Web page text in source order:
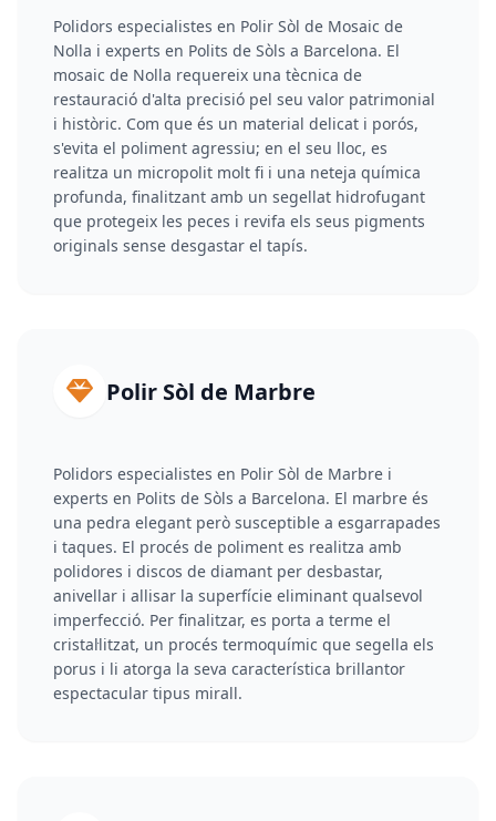
Polidors especialistes en Polir Sòl de Mosaic de
Nolla i experts en Polits de Sòls a Barcelona. El
mosaic de Nolla requereix una tècnica de
restauració d'alta precisió pel seu valor patrimonial
i històric. Com que és un material delicat i porós,
s'evita el poliment agressiu; en el seu lloc, es
realitza un micropolit molt fi i una neteja química
profunda, finalitzant amb un segellat hidrofugant
que protegeix les peces i revifa els seus pigments
originals sense desgastar el tapís.
Polir Sòl de Marbre
Polidors especialistes en Polir Sòl de Marbre i
experts en Polits de Sòls a Barcelona. El marbre és
una pedra elegant però susceptible a esgarrapades
i taques. El procés de poliment es realitza amb
polidores i discos de diamant per desbastar,
anivellar i allisar la superfície eliminant qualsevol
imperfecció. Per finalitzar, es porta a terme el
cristal·litzat, un procés termoquímic que segella els
porus i li atorga la seva característica brillantor
espectacular tipus mirall.